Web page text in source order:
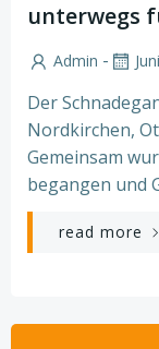
unterwegs
Admin -
Der
Nordkirchen,
Gemeinsam
begangen und
read more
Suchen